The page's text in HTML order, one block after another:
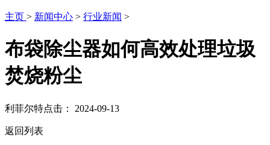
主页 > 新闻中心 > 行业新闻 >
布袋除尘器如何高效处理垃圾
焚烧粉尘
利菲尔特点击： 2024-09-13
返回列表